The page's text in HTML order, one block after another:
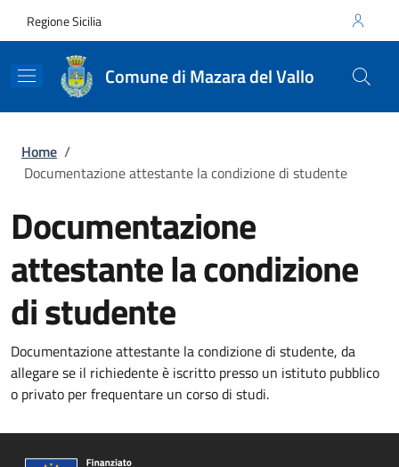
Regione Sicilia
Comune di Mazara del Vallo
Briciole di pane
Home /
Documentazione attestante la condizione di studente
Documentazione
attestante la condizione
di studente
Documentazione attestante la condizione di studente, da
allegare se il richiedente è iscritto presso un istituto pubblico
o privato per frequentare un corso di studi.